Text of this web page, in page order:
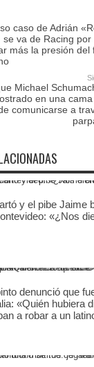
caso de Adrián
se va de Racing por
más la presión del
Michael
en una
comunicarse a
y el pibe Jaime
«¿Nos
denunció que
«Quién hubiera
a robar a un